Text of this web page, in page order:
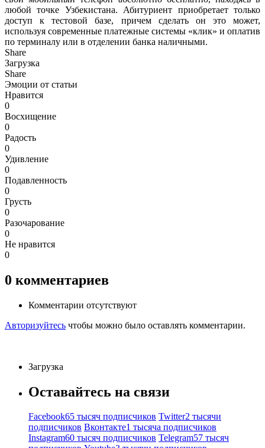
любой точке Узбекистана. Абитуриент приобретает только
доступ к тестовой базе, причем сделать он это может,
используя современные платежные системы «клик» и оплатив
по терминалу или в отделении банка наличными.
Share
Загрузка
Share
Эмоции от статьи
Нравится
0
Восхищение
0
Радость
0
Удивление
0
Подавленность
0
Грусть
0
Разочарование
0
Не нравится
0
0 комментариев
Комментарии отсутствуют
Авторизуйтесь чтобы можно было оставлять комментарии.
Загрузка
Оставайтесь на связи
Facebook65 тысяч подписчиков Twitter2 тысячи
подписчиков Вконтакте1 тысяча подписчиков
Instagram60 тысяч подписчиков Telegram57 тысяч